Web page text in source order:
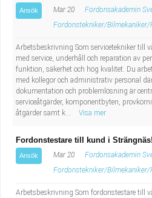
Ansök Mar 20
Fordonsakademin
Fordonstekniker/Bilmekaniker/
Arbetsbeskrivning Som servicetekniker till
med service, underhåll och reparation av
funktion, säkerhet och hög kvalitet. Du
med kollegor och administrativ personal
dokumentation och problemlösning är
serviceåtgärder, komponentbyten,
åtgärder samt k...
Visa mer
Fordonstestare till kund i Strängnäs!
Ansök Mar 20
Fordonsakademin
Fordonstekniker/Bilmekaniker/
Arbetsbeskrivning Som fordonstestare till